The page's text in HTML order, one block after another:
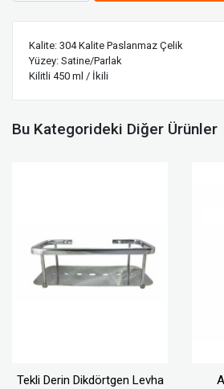
Kalite: 304 Kalite Paslanmaz Çelik
Yüzey: Satine/Parlak
Kilitli 450 ml / İkili
Bu Kategorideki Diğer Ürünler
Tekli Derin Dikdörtgen Levha